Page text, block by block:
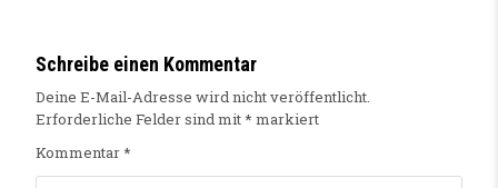
Schreibe einen Kommentar
Deine E-Mail-Adresse wird nicht veröffentlicht.
Erforderliche Felder sind mit* markiert
Kommentar*